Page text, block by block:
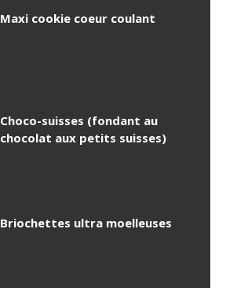
Maxi cookie coeur coulant
Choco-suisses (fondant au
chocolat aux petits suisses)
Briochettes ultra moelleuses